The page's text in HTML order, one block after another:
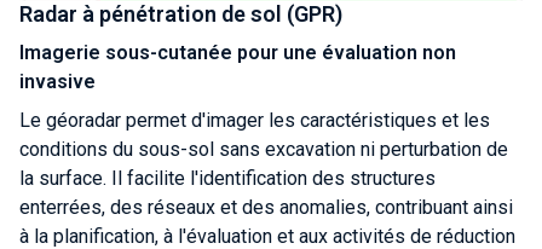
Radar à pénétration de sol (GPR)
Imagerie sous-cutanée pour une évaluation non
invasive
Le géoradar permet d'imager les caractéristiques et les
conditions du sous-sol sans excavation ni perturbation de
la surface. Il facilite l'identification des structures
enterrées, des réseaux et des anomalies, contribuant ainsi
à la planification, à l'évaluation et aux activités de réduction